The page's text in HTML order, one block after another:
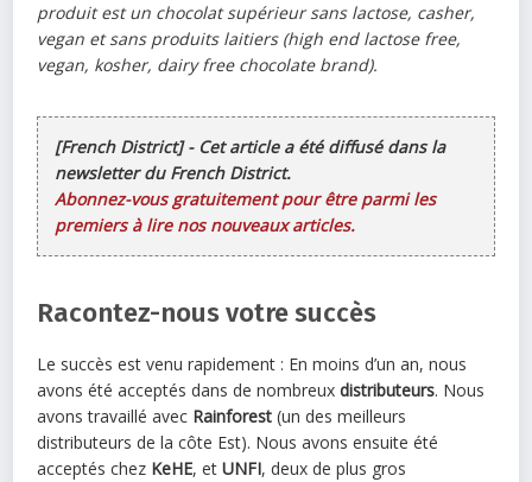
produit est un chocolat supérieur sans lactose, casher,
vegan et sans produits laitiers (high end lactose free,
vegan, kosher, dairy free chocolate brand).
[French District] - Cet article a été diffusé dans la
newsletter du French District.
Abonnez-vous gratuitement pour être parmi les
premiers à lire nos nouveaux articles.
Racontez-nous votre succès
Le succès est venu rapidement : En moins d’un an, nous
avons été acceptés dans de nombreuxdistributeurs. Nous
avons travaillé avec Rainforest (un des meilleurs
distributeurs de la côte Est). Nous avons ensuite été
acceptés chez KeHE, etUNFI, deux de plus gros